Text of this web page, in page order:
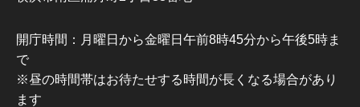
開庁時間：月曜日から金曜日午前8時45分から午後5時ま
で
※昼の時間帯はお待たせする時間が長くなる場合があり
ます